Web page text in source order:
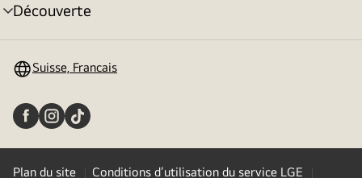
Découverte
menu
Suisse, Francais
Plan du site Conditions d’utilisation du service LGE